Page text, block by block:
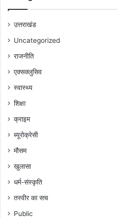
उत्तराखंड
Uncategorized
राजनीति
एक्सक्लुसिव
स्वास्थ्य
शिक्षा
क्राइम
ब्यूरोक्रेसी
मौसम
खुलासा
धर्म-संस्कृति
तस्वीर का सच
Public